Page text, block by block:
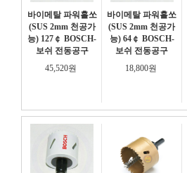
바이메탈 파워홀쏘
(SUS 2mm 천공가
능) 127￠ BOSCH-
보쉬 전동공구
45,520원
바이메탈 파워홀쏘
(SUS 2mm 천공가
능) 64￠ BOSCH-
보쉬 전동공구
18,800원